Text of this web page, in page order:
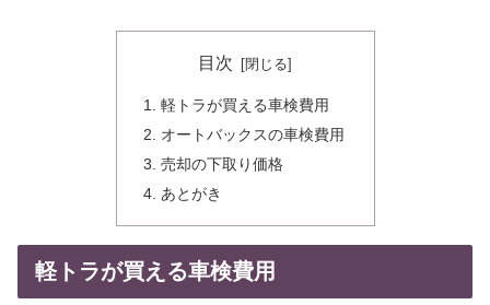
目次
軽トラが買える車検費用
オートバックスの車検費用
売却の下取り価格
あとがき
軽トラが買える車検費用